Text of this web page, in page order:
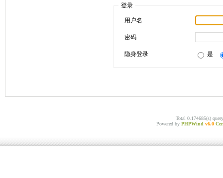
登录
用户名
密码
隐身登录 是
Total 0.174685(s)
Powered by PHPWind v6.0